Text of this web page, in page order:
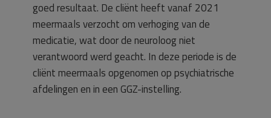
goed resultaat. De cliënt heeft vanaf 2021
meermaals verzocht om verhoging van de
medicatie, wat door de neuroloog niet
verantwoord werd geacht. In deze periode is de
cliënt meermaals opgenomen op psychiatrische
afdelingen en in een GGZ-instelling.